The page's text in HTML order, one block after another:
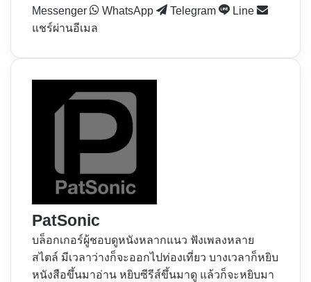
Messenger
WhatsApp Telegram
Line
แชร์ผ่านอีเมล
PatSonic
บล็อกเกอร์ผู้ชอบดูหนังหลากแนว ฟังเพลงหลาย
สไตล์ มีเวลาว่างก็จะออกไปท่องเที่ยว บางเวลาก็หยิบ
หนังสือขึ้นมาอ่าน หยิบซีรีส์ขึ้นมาดู แล้วก็จะหยิบมา